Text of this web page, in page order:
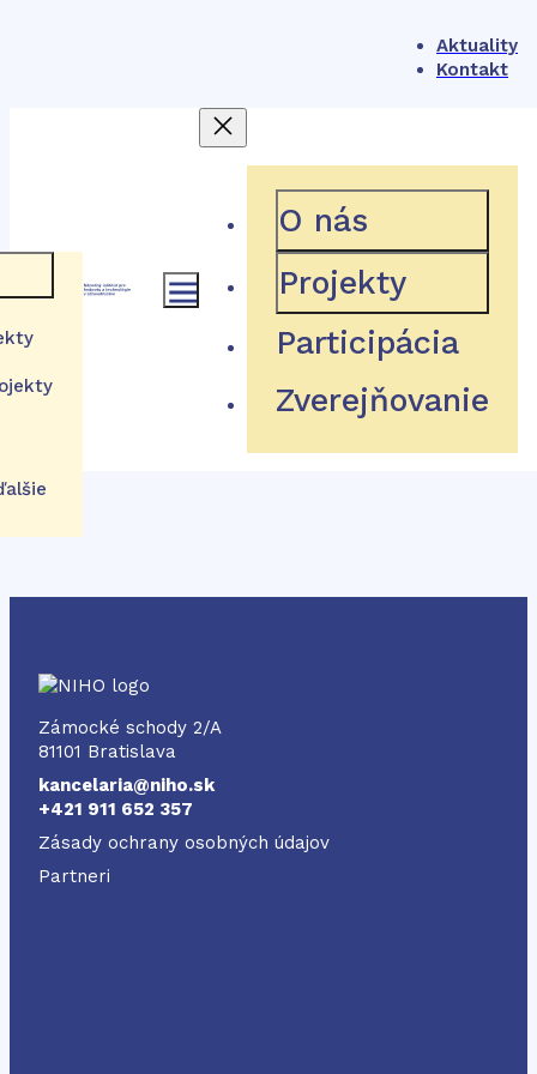
Aktuality
Kontakt
O nás
Projekty
Participácia
Zverejňovanie
404
Hľadaná stránka neexistuje
NIHO
Zámocké schody 2/A
81101 Bratislava
kancelaria@niho.sk
+421 911 652 357
Zásady ochrany osobných údajov
Partneri